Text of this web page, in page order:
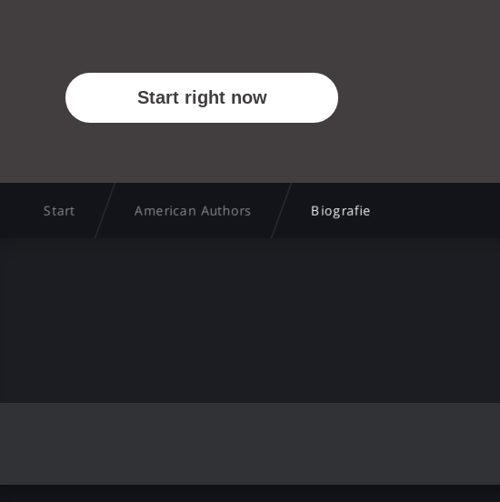
Start American Authors Biografie